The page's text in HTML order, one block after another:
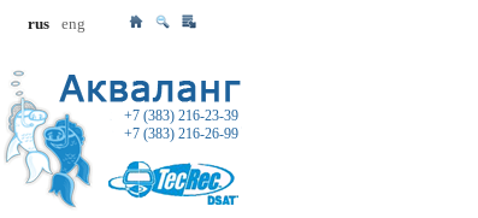
rus eng
+7 (383) 216-23-39
+7 (383) 216-26-99